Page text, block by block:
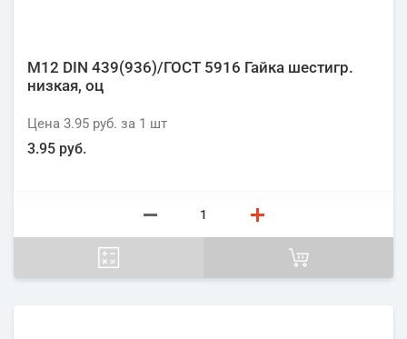
М12 DIN 439(936)/ГОСТ 5916 Гайка шестигр.
низкая, оц
Цена 3.95 руб. за 1 шт
3.95 руб.